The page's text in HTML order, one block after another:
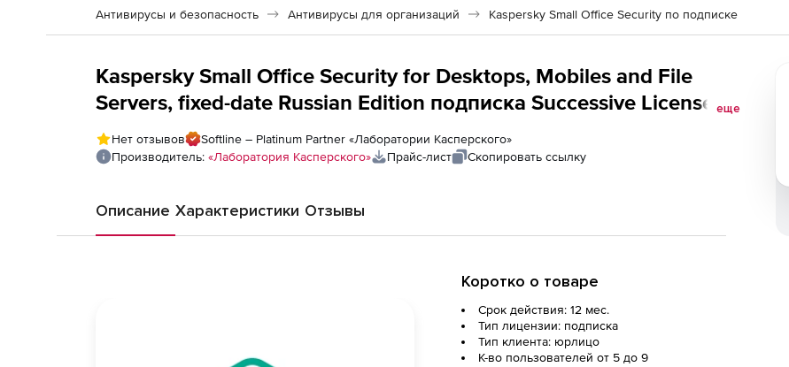
Антивирусы и безопасность Антивирусы для организаций Kaspersky Small Office Security по подписке
Kaspersky Small Office Security for Desktops, Mobiles and File
Servers, fixed-date Russian Edition подписка Successive License
на 1 год. Количество мобильных устройств/десктопов/
пользователей
еще
Нет отзывов
Softline – Platinum Partner «Лаборатории Касперского»
Производитель: «Лаборатория Касперского» Прайс-лист Скопировать ссылку
Описание Характеристики Отзывы
Коротко о товаре
Срок действия: 12 мес.
Тип лицензии: подписка
Тип клиента: юрлицо
К-во пользователей от 5 до 9